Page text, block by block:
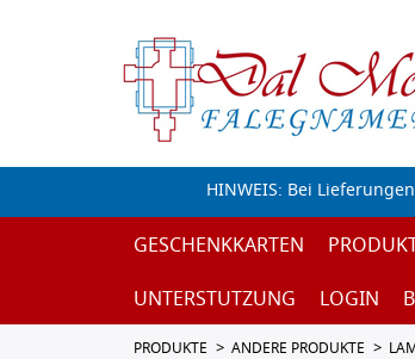
HINWEIS: Bei
GESCHENKKARTEN
UNTERSTUTZUNG
LOGIN
PRODUKTE ANDERE PRODUKTE